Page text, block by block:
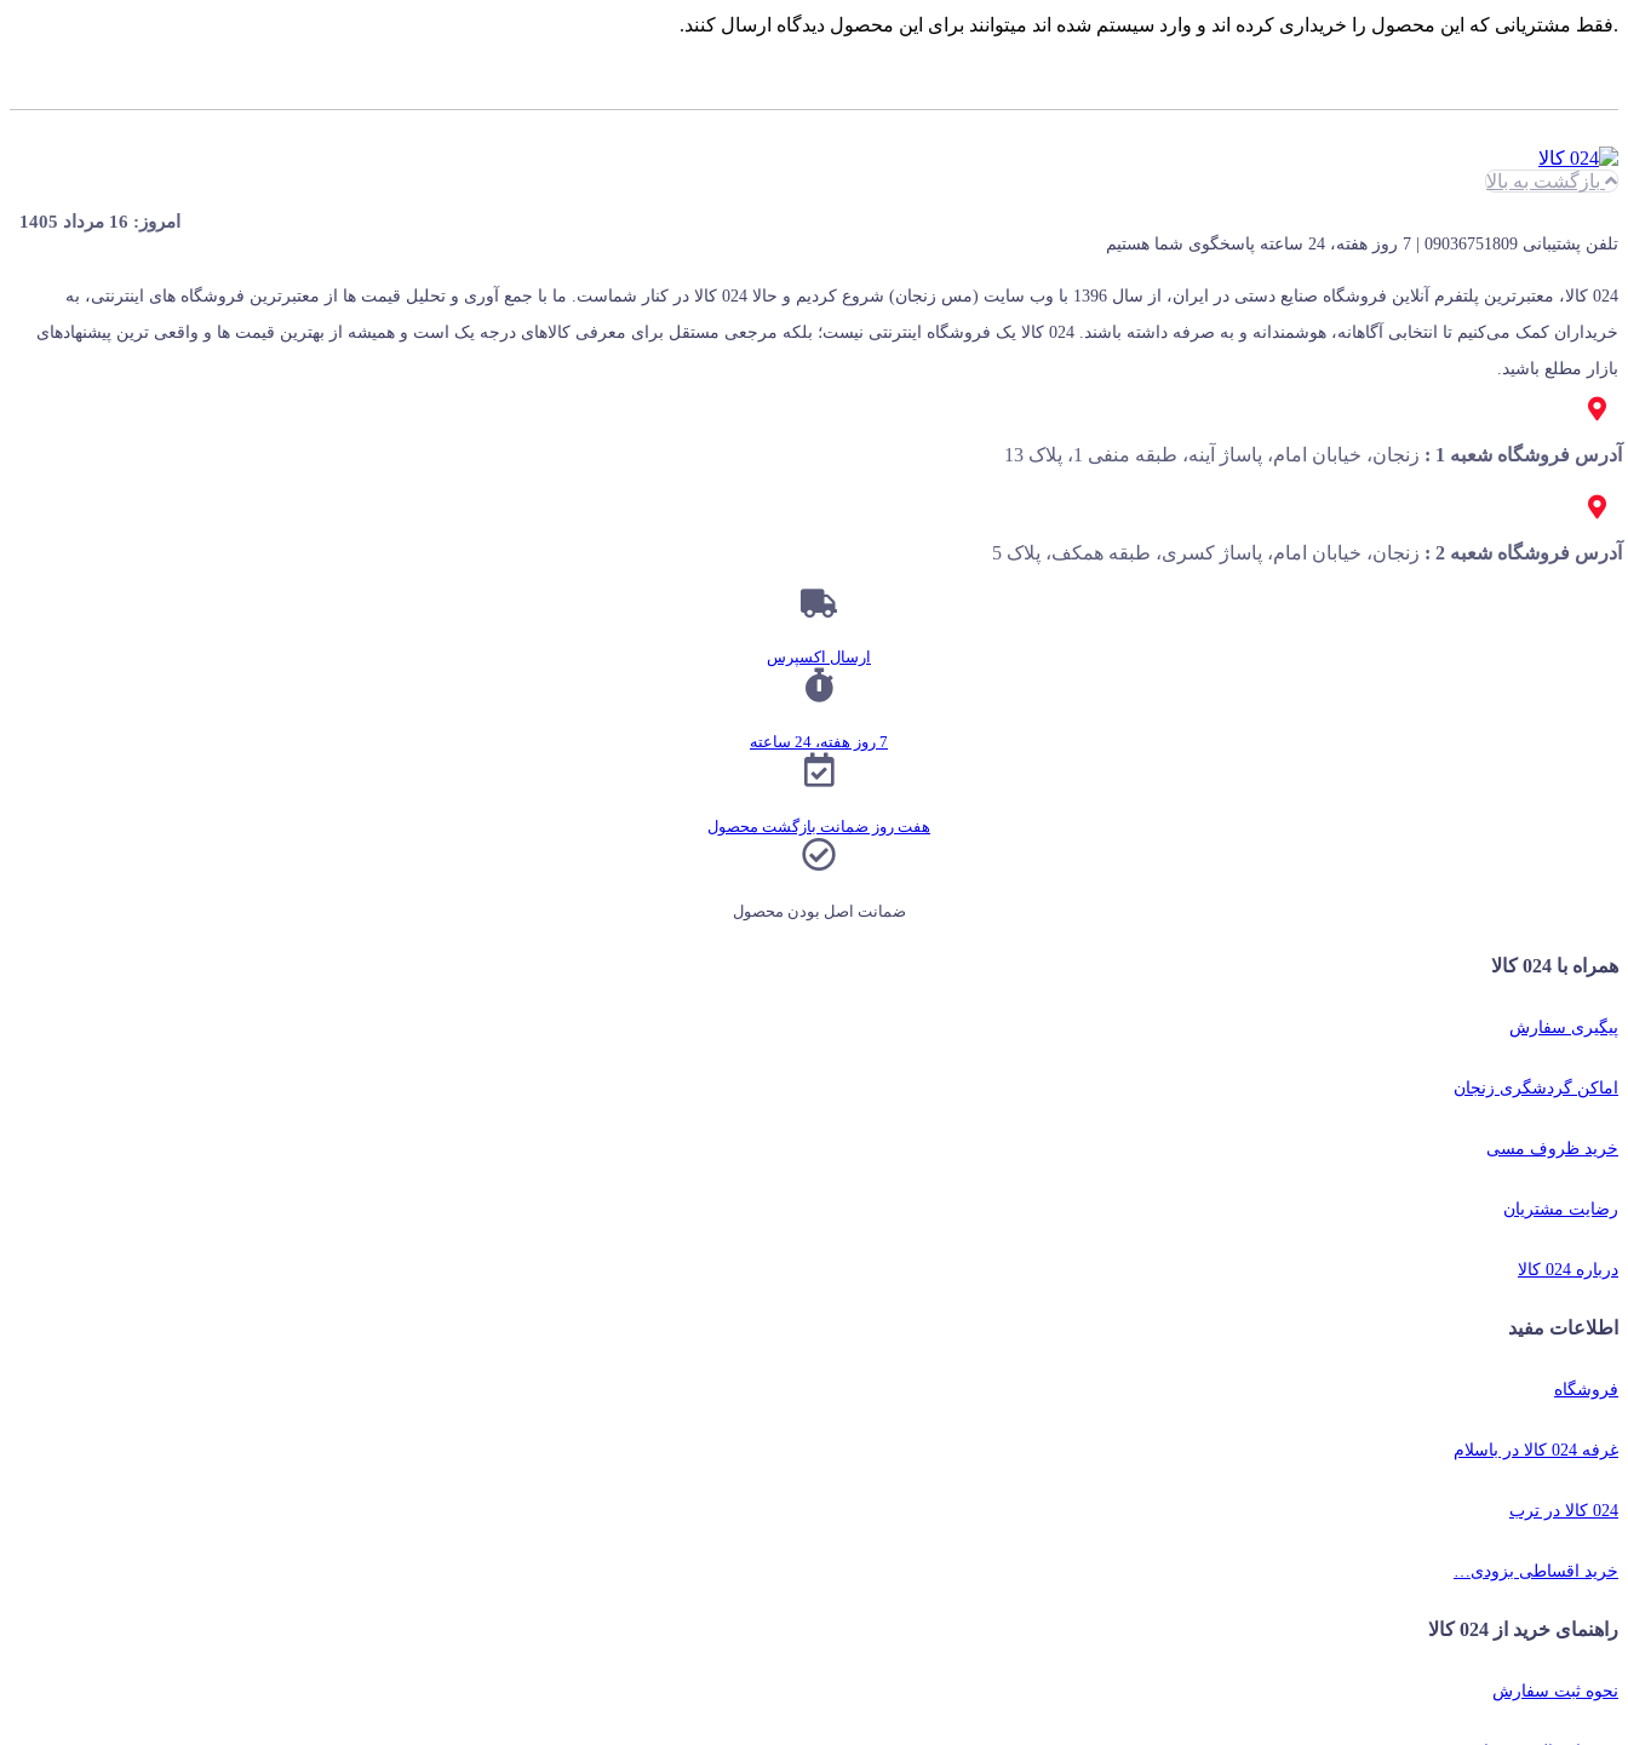
.فقط مشتریانی که این محصول را خریداری کرده اند و وارد سیستم شده اند میتوانند برای این محصول دیدگاه ارسال کنند.
بازگشت به بالا
امروز: 16 مرداد 1405
تلفن پشتیبانی 09036751809 | 7 روز هفته، 24 ساعته پاسخگوی شما هستیم
024 کالا، معتبرترین پلتفرم آنلاین فروشگاه صنایع دستی در ایران، از سال 1396 با وب سایت (مس زنجان) شروع کردیم و حالا 024 کالا در کنار شماست. ما با جمع‌ آوری و تحلیل قیمت‌ ها از معتبرترین فروشگاه‌ های اینترنتی، به
خریداران کمک می‌کنیم تا انتخابی آگاهانه، هوشمندانه و به‌ صرفه داشته باشند. 024 کالا یک فروشگاه اینترنتی نیست؛ بلکه مرجعی مستقل برای معرفی کالاهای درجه یک است و همیشه از بهترین قیمت‌ ها و واقعی‌ ترین پیشنهادهای
بازار مطلع باشید.
آدرس فروشگاه شعبه 1 : زنجان، خیابان امام، پاساژ آینه، طبقه منفی 1، پلاک 13
آدرس فروشگاه شعبه 2 : زنجان، خیابان امام، پاساژ کسری، طبقه همکف، پلاک 5
ارسال اکسپرس
7 روز هفته، 24 ساعته
هفت روز ضمانت بازگشت محصول
ضمانت اصل بودن محصول
همراه با 024 کالا
پیگیری سفارش
اماکن گردشگری زنجان
خرید ظروف مسی
رضایت مشتریان
درباره 024 کالا
اطلاعات مفید
فروشگاه
غرفه 024 کالا در باسلام
024 کالا در ترب
خرید اقساطی بزودی…
راهنمای خرید از 024 کالا
نحوه ثبت سفارش